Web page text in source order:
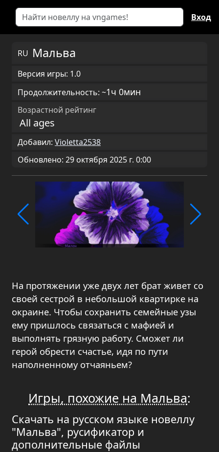
Вход
RU Мальва
Версия игры: 1.0
Продолжительность: ~1ч 0мин
Возрастной рейтинг
All ages
Добавил: Violetta2538
Обновлено: 29 октября 2025 г. 0:00
На протяжении уже двух лет брат живет со
своей сестрой в небольшой квартирке на
окраине. Чтобы сохранить семейные узы
ему пришлось связаться с мафией и
выполнять грязную работу. Сможет ли
герой обрести счастье, идя по пути
наполненному отчаяньем?
Игры, похожие на Мальва:
Скачать на русском языке новеллу
"Мальва", русификатор и
дополнительные файлы